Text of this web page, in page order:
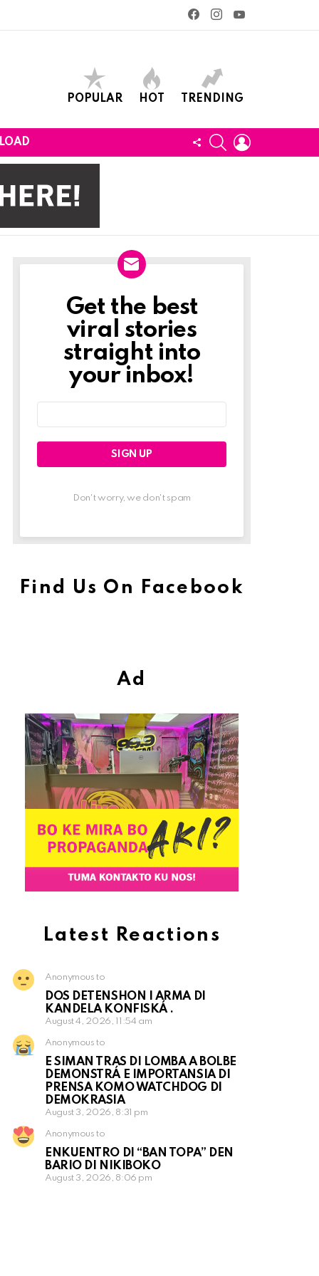
facebookinstagram
POPULAR HOT TRENDING
FOLLOWSEARCH
Newslett
Get the best
viral stories
straight into
your inbox!
Don't worry, we don't spam
Find Us On Facebook
Ad
Latest Reactions
Anonymous to
DOS DETENSHON I ARMA DI
KANDELA KONFISKÁ .
August 4, 2026, 11:54 am
Anonymous to
E SIMAN TRAS DI LOMBA A BOLBE
DEMONSTRÁ E IMPORTANSIA DI
PRENSA KOMO WATCHDOG DI
DEMOKRASIA
August 3, 2026, 8:31 pm
Anonymous to
ENKUENTRO DI “BAN TOPA” DEN
BARIO DI NIKIBOKO
August 3, 2026, 8:06 pm